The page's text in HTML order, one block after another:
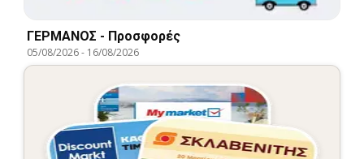
ΓΕΡΜΑΝΟΣ - Προσφορές
05/08/2026- 16/08/2026